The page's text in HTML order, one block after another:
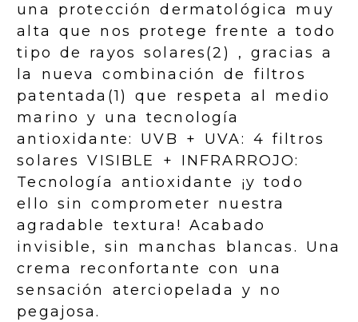
una protección dermatológica muy
alta que nos protege frente a todo
tipo de rayos solares(2) , gracias a
la nueva combinación de filtros
patentada(1) que respeta al medio
marino y una tecnología
antioxidante: UVB + UVA: 4 filtros
solares VISIBLE + INFRARROJO:
Tecnología antioxidante ¡y todo
ello sin comprometer nuestra
agradable textura! Acabado
invisible, sin manchas blancas. Una
crema reconfortante con una
sensación aterciopelada y no
pegajosa.